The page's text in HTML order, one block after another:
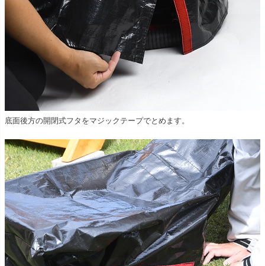
底面後方の開閉式フタをマジックテープでとめます。